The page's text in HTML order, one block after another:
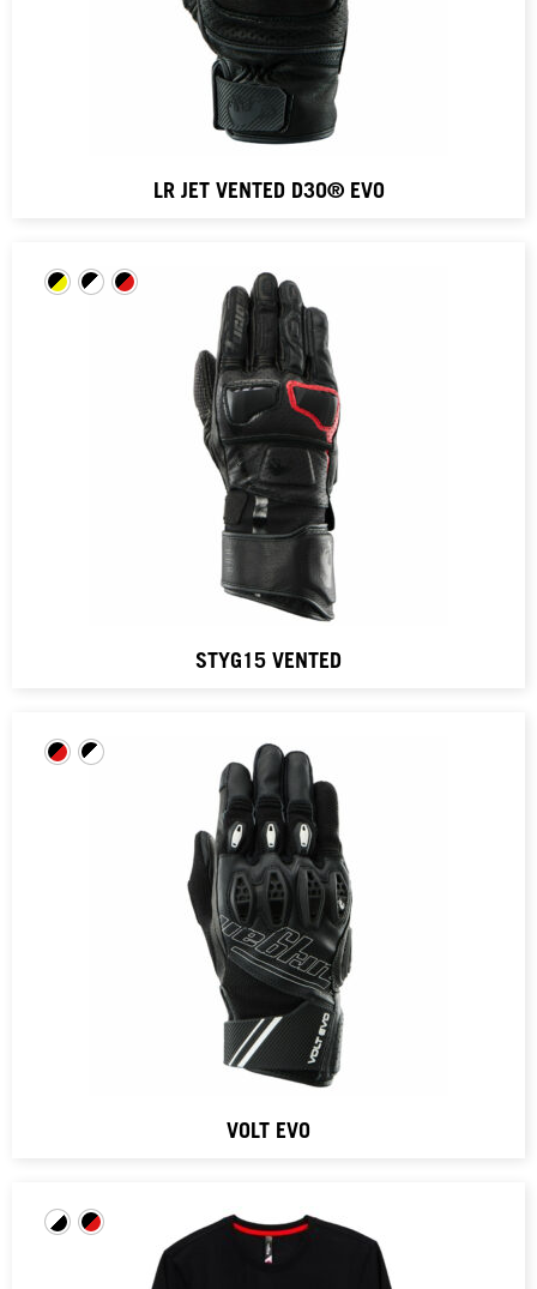
LR JET VENTED D3O® EVO
STYG15 VENTED
VOLT EVO